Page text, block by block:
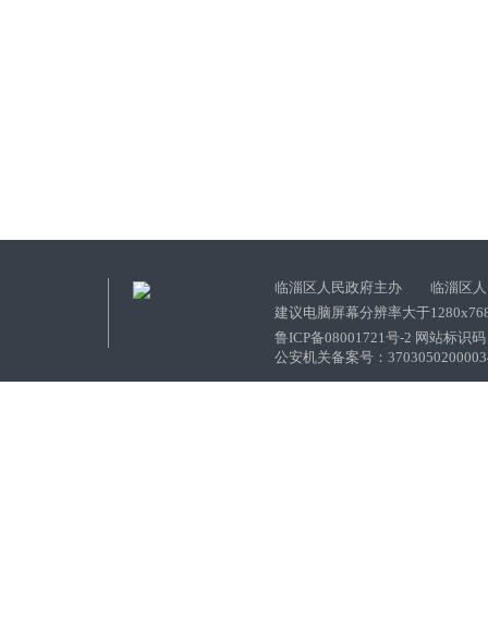
临淄区人民政府主办 临淄区人
建议电脑屏幕分辨率大于
鲁ICP备08001721号-2 网站标识
公安机关备案号：